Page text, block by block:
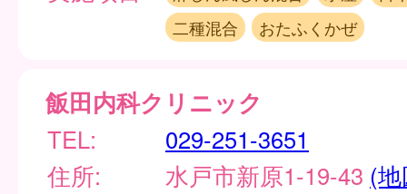
二種混合
おたふくかぜ
飯田内科クリニック
TEL:
029-251-3651
住所:
水戸市新原1-19-43 (